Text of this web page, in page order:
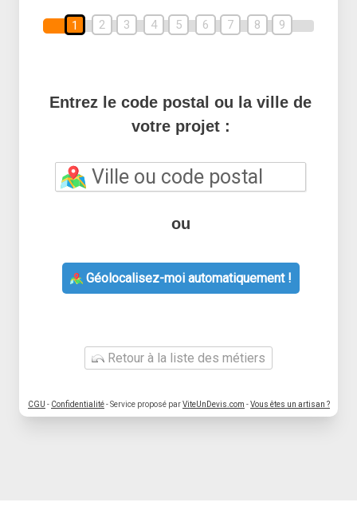
1 2 3 4 5 6 7 8 9
Entrez le code postal ou la ville de
votre projet :
ou
Géolocalisez-moi automatiquement !
Retour à la liste des métiers
CGU - Confidentialité- Service proposé parViteUnDevis.com -Vous êtes un artisan ?